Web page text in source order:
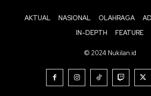
AKTUAL NASIONAL OLAHRAGA
IN-DEPTH
FEATURE
© 2024 Nukilan.id